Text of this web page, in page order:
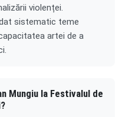
violenței.
sistematic teme
artei de a
Mungiu la Festivalul de